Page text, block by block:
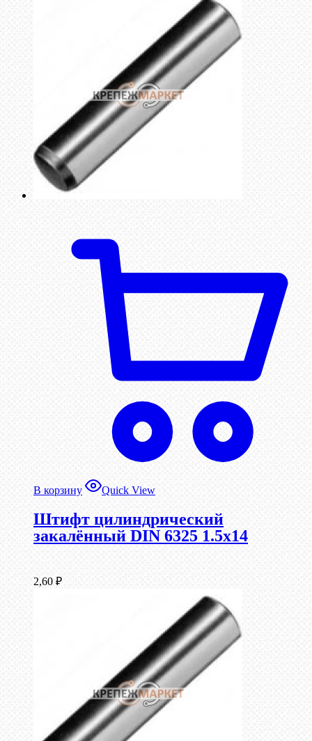
В корзину Quick View
Штифт цилиндрический
закалённый DIN 6325 1.5х14
2,60 ₽